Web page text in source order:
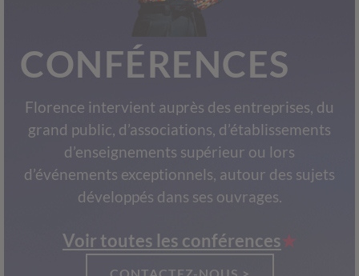
CONFÉRENCES
Florence intervient auprès des entreprises, du
grand public, d’associations, d’établissements
d’enseignements supérieur ou lors
d’événements exceptionnels, autour des sujets
développés dans ses ouvrages.
Voir toutes les conférences